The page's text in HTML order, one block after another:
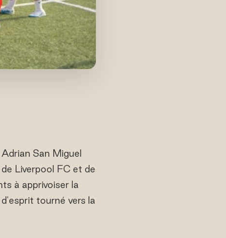
San Miguel
Liverpool FC et de
à apprivoiser la
tourné vers la